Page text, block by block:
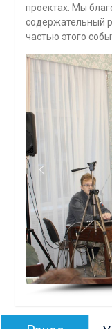
проектах. Мы
содержательный
частью этого
Навигация